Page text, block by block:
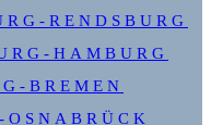
RENDSBURG
HAMBURG
BREMEN
OSNABRÜCK